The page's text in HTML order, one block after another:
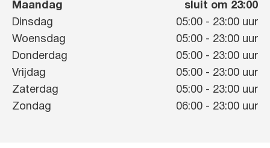
Maandag
sluit om 23:00
Dinsdag
05:00 - 23:00 uur
Woensdag
05:00 - 23:00 uur
Donderdag
05:00 - 23:00 uur
Vrijdag
05:00 - 23:00 uur
Zaterdag
05:00 - 23:00 uur
Zondag
06:00 - 23:00 uur